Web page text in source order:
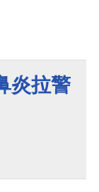
炎拉警